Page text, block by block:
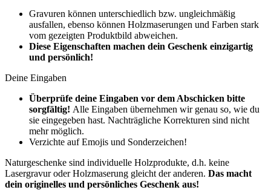
Gravuren können unterschiedlich bzw. ungleichmäßig
ausfallen, ebenso können Holzmaserungen und Farben stark
vom gezeigten Produktbild abweichen.
Diese Eigenschaften machen dein Geschenk einzigartig
und persönlich!
Deine Eingaben
Überprüfe deine Eingaben vor dem Abschicken bitte
sorgfältig! Alle Eingaben übernehmen wir genau so, wie du
sie eingegeben hast. Nachträgliche Korrekturen sind nicht
mehr möglich.
Verzichte auf Emojis und Sonderzeichen!
Naturgeschenke sind individuelle Holzprodukte, d.h. keine
Lasergravur oder Holzmaserung gleicht der anderen. Das macht
dein originelles und persönliches Geschenk aus!